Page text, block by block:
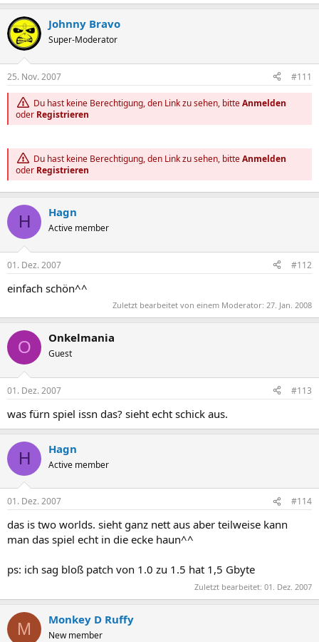
Johnny Bravo
Super-Moderator
25. Nov. 2007 #111
Du hast keine Berechtigung, den Link zu sehen, bitteAnmelden
oder Registrieren
Du hast keine Berechtigung, den Link zu sehen, bitteAnmelden
oder Registrieren
H Hagn
Active member
01. Dez. 2007 #112
einfach schön^^
Zuletzt bearbeitet von einem Moderator: 27. Jan. 2008
O Onkelmania
Guest
01. Dez. 2007 #113
was fürn spiel issn das? sieht echt schick aus.
H Hagn
Active member
01. Dez. 2007 #114
das is two worlds. sieht ganz nett aus aber teilweise kann
man das spiel echt in die ecke haun^^
ps: ich sag bloß patch von 1.0 zu 1.5 hat 1,5 Gbyte
Zuletzt bearbeitet: 01. Dez. 2007
M Monkey D Ruffy
New member